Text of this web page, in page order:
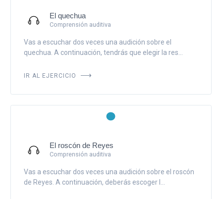
El quechua
Comprensión auditiva
Vas a escuchar dos veces una audición sobre el
quechua. A continuación, tendrás que elegir la res...
IR AL EJERCICIO
El roscón de Reyes
Comprensión auditiva
Vas a escuchar dos veces una audición sobre el roscón
de Reyes. A continuación, deberás escoger l...